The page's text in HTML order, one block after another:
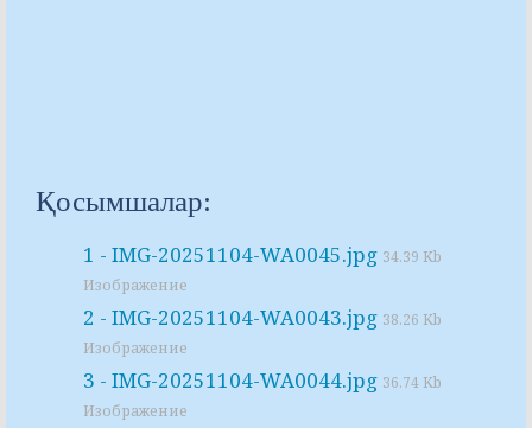
Қосымшалар:
1 - IMG-20251104-WA0045.jpg 34.39 Kb
Изображение
2 - IMG-20251104-WA0043.jpg 38.26 Kb
Изображение
3 - IMG-20251104-WA0044.jpg 36.74 Kb
Изображение